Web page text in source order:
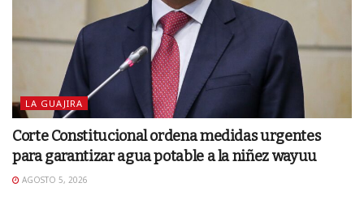
LA GUAJIRA
Corte Constitucional ordena medidas urgentes
para garantizar agua potable a la niñez wayuu
AGOSTO 5, 2026